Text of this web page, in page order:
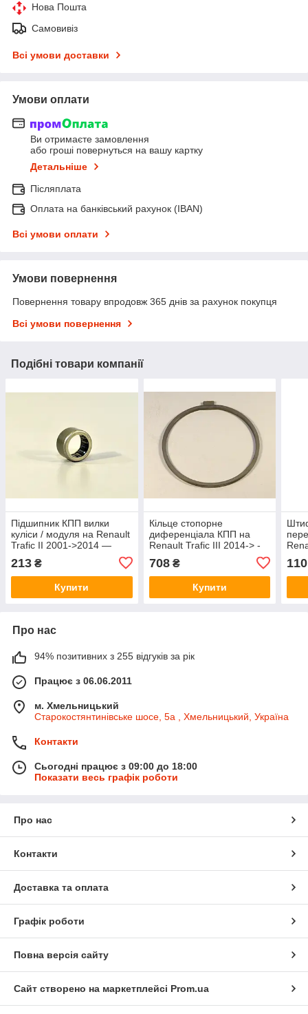
Нова Пошта
Самовивіз
Всі умови доставки
Умови оплати
Ви отримаєте замовлення
або гроші повернуться на вашу картку
Детальніше
Післяплата
Оплата на банківський рахунок (IBAN)
Всі умови оплати
Умови повернення
Повернення товару впродовж 365 днів за рахунок покупця
Всі умови повернення
Подібні товари компанії
Підшипник КПП вилки
куліси / модуля на Renault
Trafic II 2001->2014 —
Nissan (Оригінал) - 32553-
00QAA
213 ₴
Купити
Кільце стопорне
диференціала КПП на
Renault Trafic III 2014-> -
7700104965
708₴
Купити
-
110
Про нас
94% позитивних з 255 відгуків за рік
Працює з 06.06.2011
м. Хмельницький
Старокостянтинівське шосе, 5а , Хмельницький, Україна
Контакти
Сьогодні працює з 09:00 до 18:00
Показати весь графік роботи
Про нас
Контакти
Доставка та оплата
Графік роботи
Повна версія сайту
Сайт створено на маркетплейсі Prom.ua